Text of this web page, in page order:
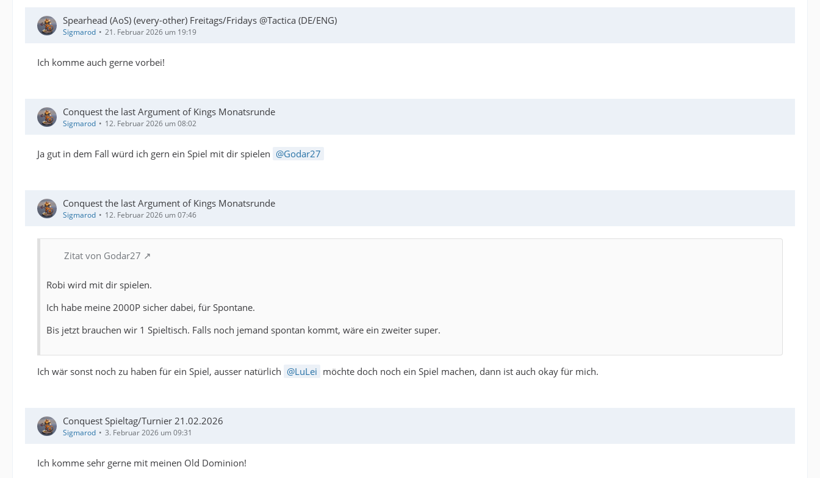
Spearhead (AoS) (every-other) Freitags/Fridays @Tactica (DE/ENG)
Sigmarod 21. Februar 2026 um 19:19
Ich komme auch gerne vorbei!
Conquest the last Argument of Kings Monatsrunde
Sigmarod 12. Februar 2026 um 08:02
Ja gut in dem Fall würd ich gern ein Spiel mit dir spielen Godar27
Conquest the last Argument of Kings Monatsrunde
Sigmarod 12. Februar 2026 um 07:46
Zitat von Godar27
Robi wird mit dir spielen.
Ich habe meine 2000P sicher dabei, für Spontane.
Bis jetzt brauchen wir 1 Spieltisch. Falls noch jemand spontan kommt, wäre ein zweiter super.
Ich wär sonst noch zu haben für ein Spiel, ausser natürlich LuLei möchte doch noch ein Spiel machen, dann ist auch okay für mich.
Conquest Spieltag/Turnier 21.02.2026
Sigmarod 3. Februar 2026 um 09:31
Ich komme sehr gerne mit meinen Old Dominion!